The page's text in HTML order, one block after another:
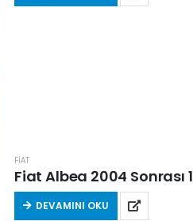
FİAT
Fiat Albea 2004 Sonrası
DEVAMINI OKU